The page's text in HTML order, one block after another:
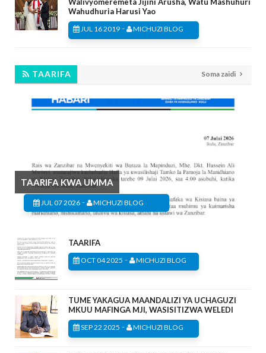
Wahudhuria Harusi Yao
JUL 16 2019 - MICHUZI BLOG
TAARIFA Soma zaidi
TAARIFA KWA UMMA
JUL 07 2026 - MICHUZI BLOG
TAARIFA
OCT 04 2025 - MICHUZI BLOG
TUME YAKAGUA MAANDALIZI YA UCHAGUZI
MKUU MAFINGA MJI, WASISITIZWA WELEDI
SEP 22 2025 - MICHUZI BLOG